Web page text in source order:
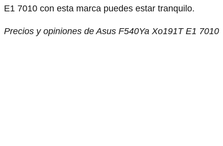
E1 7010 con esta marca puedes estar tranquilo.
Precios y opiniones de Asus F540Ya Xo191T E1 7010